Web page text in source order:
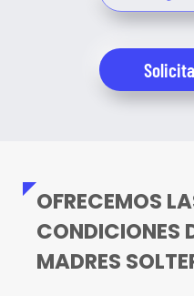
OFRECEMOS
CONDICIONES
MADRES